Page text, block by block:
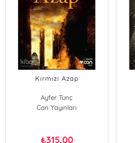
Kırmızı Azap
Ayfer Tunç
Can Yayınları
₺315,00